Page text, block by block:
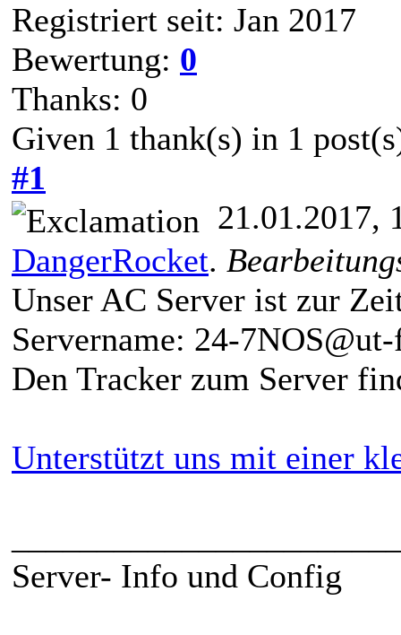
Registriert seit: Jan 2017
Bewertung: 0
Thanks: 0
Given 1 thank(s) in 1
#1
21.01.2017,
DangerRocket.
Unser AC Server ist zur
Servername: 24-
Den Tracker zum Server
Unterstützt uns mit einer
Server- Info und Config